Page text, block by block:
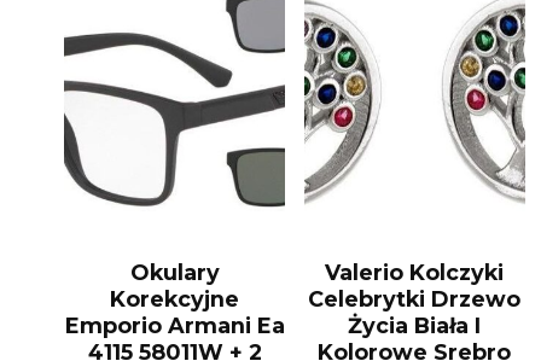
Okulary
Korekcyjne
Emporio Armani Ea
4115 58011W + 2
Valerio Kolczyki
Celebrytki Drzewo
Życia Biała I
Kolorowe Srebro